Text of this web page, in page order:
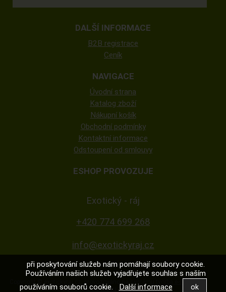
DALŠÍ INFORMACE
B2B registrace
Ceník
NAVIGACE
Úvodní strana
Katalog zboží
Nákupní košík
Obchodní podmínky
Kontaktní informace
Odstoupení od smlouvy
ESHOP PROVOZUJE
Exotický - ráj
+420 774 699 268
info@exotickyraj.cz
provozováno na systému
apronájem e-shopu Shop5.cz
při poskytování služeb nám pomáhají soubory cookie.
Používáním našich služeb vyjadřujete souhlas s naším
používáním souborů cookie.
Další informace